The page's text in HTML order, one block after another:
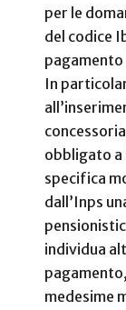
per le
del codice
pagamento
In
obbligato a
specifica
dall’Inps
individua
medesime